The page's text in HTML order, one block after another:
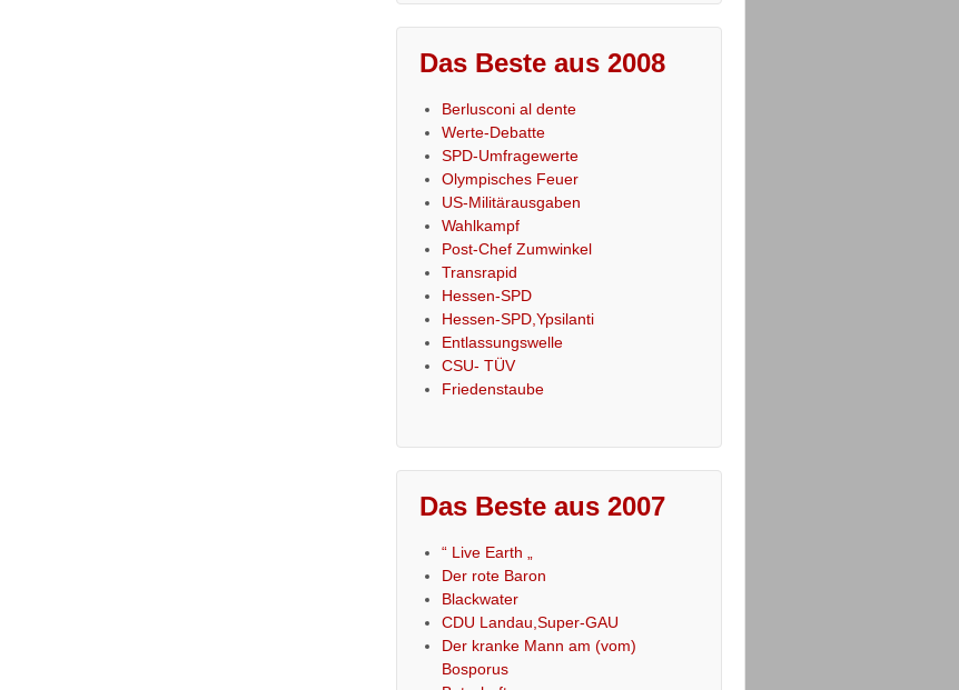
Das Beste aus 2008
Berlusconi al dente
Werte-Debatte
SPD-Umfragewerte
Olympisches Feuer
US-Militärausgaben
Wahlkampf
Post-Chef Zumwinkel
Transrapid
Hessen-SPD
Hessen-SPD,Ypsilanti
Entlassungswelle
CSU- TÜV
Friedenstaube
Das Beste aus 2007
“ Live Earth „
Der rote Baron
Blackwater
CDU Landau,Super-GAU
Der kranke Mann am (vom)
Bosporus